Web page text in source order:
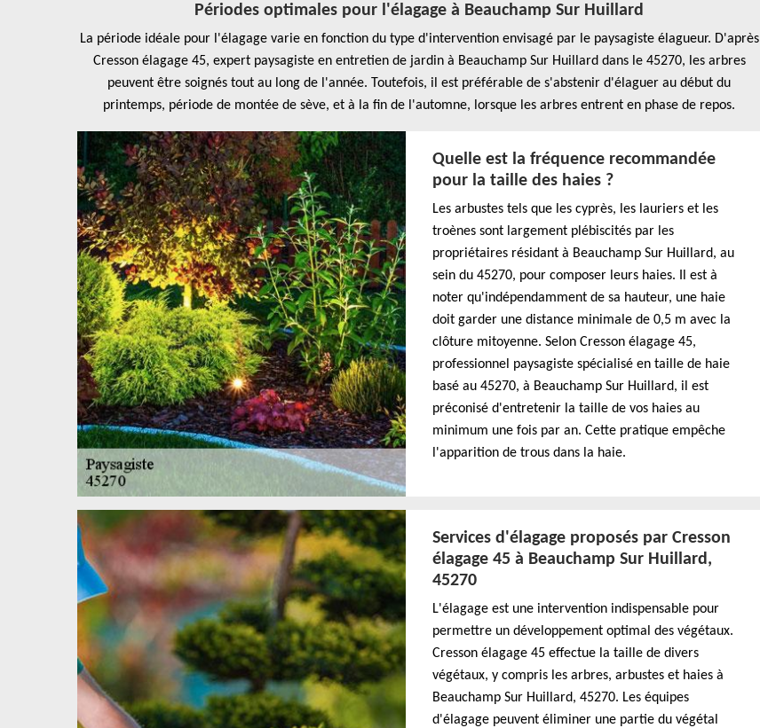
Périodes optimales pour l'élagage à Beauchamp Sur Huillard
La période idéale pour l'élagage varie en fonction du type d'intervention envisagé par le paysagiste élagueur. D'après
Cresson élagage 45, expert paysagiste en entretien de jardin à Beauchamp Sur Huillard dans le 45270, les arbres
peuvent être soignés tout au long de l'année. Toutefois, il est préférable de s'abstenir d'élaguer au début du
printemps, période de montée de sève, et à la fin de l'automne, lorsque les arbres entrent en phase de repos.
Quelle est la fréquence recommandée
pour la taille des haies ?
Les arbustes tels que les cyprès, les lauriers et les
troènes sont largement plébiscités par les
propriétaires résidant à Beauchamp Sur Huillard, au
sein du 45270, pour composer leurs haies. Il est à
noter qu'indépendamment de sa hauteur, une haie
doit garder une distance minimale de 0,5 m avec la
clôture mitoyenne. Selon Cresson élagage 45,
professionnel paysagiste spécialisé en taille de haie
basé au 45270, à Beauchamp Sur Huillard, il est
préconisé d'entretenir la taille de vos haies au
minimum une fois par an. Cette pratique empêche
l'apparition de trous dans la haie.
Services d'élagage proposés par Cresson
élagage 45 à Beauchamp Sur Huillard,
45270
L'élagage est une intervention indispensable pour
permettre un développement optimal des végétaux.
Cresson élagage 45 effectue la taille de divers
végétaux, y compris les arbres, arbustes et haies à
Beauchamp Sur Huillard, 45270. Les équipes
d'élagage peuvent éliminer une partie du végétal